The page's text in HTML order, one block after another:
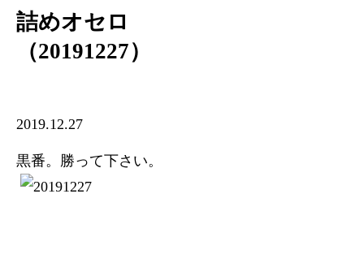
詰めオセロ
（20191227）
2019.12.27
黒番。勝って下さい。